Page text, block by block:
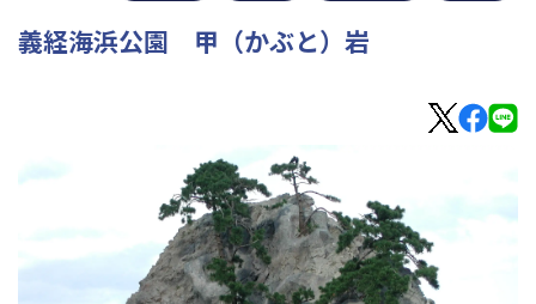
義経海浜公園 甲（かぶと）岩